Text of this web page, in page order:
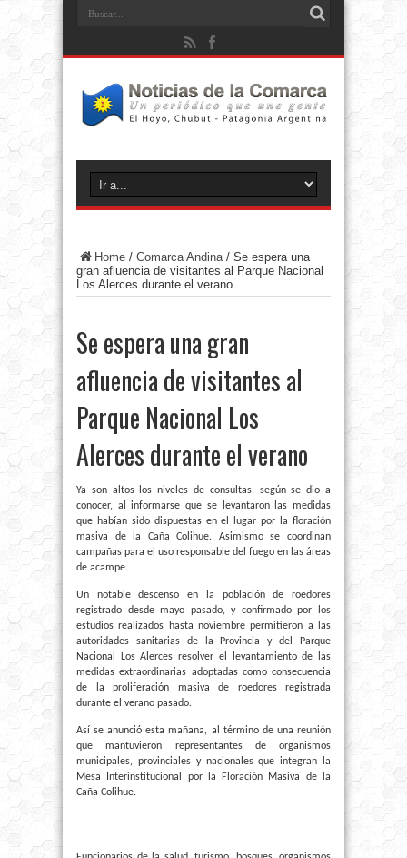
Home / Comarca Andina/ Se espera una
gran afluencia de visitantes al Parque Nacional
Los Alerces durante el verano
Se espera una gran
afluencia de visitantes al
Parque Nacional Los
Alerces durante el verano
Ya son altos los niveles de consultas, según se dio a
conocer, al informarse que se levantaron las medidas
que habían sido dispuestas en el lugar por la floración
masiva de la Caña Colihue. Asimismo se coordinan
campañas para el uso responsable del fuego en las áreas
de acampe.
Un notable descenso en la población de roedores
registrado desde mayo pasado, y confirmado por los
estudios realizados hasta noviembre permitieron a las
autoridades sanitarias de la Provincia y del Parque
Nacional Los Alerces resolver el levantamiento de las
medidas extraordinarias adoptadas como consecuencia
de la proliferación masiva de roedores registrada
durante el verano pasado.
Así se anunció esta mañana, al término de una reunión
que mantuvieron representantes de organismos
municipales, provinciales y nacionales que integran la
Mesa Interinstitucional por la Floración Masiva de la
Caña Colihue.